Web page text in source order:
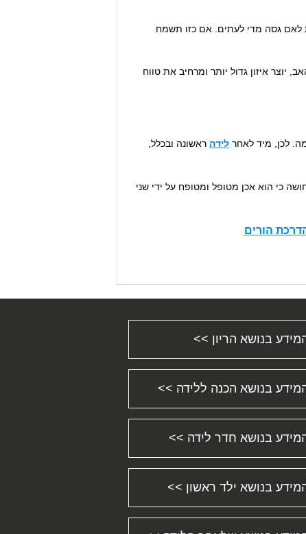
לאם גסה מדי לעתים. אם כזו תשמח
איזון גדול יותר ומרחיב את טווח
לכן, מיד לאחר לידה ראשונה ובכלל,
כי הוא אכן מטופל ומטופח על ידי שני
הורים
בנושא הריון >>
בנושא הכנה ללידה >>
בנושא חדר לידה >>
בנושא ילד ראשון >>